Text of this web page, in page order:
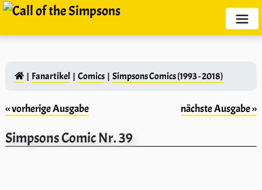
Fanartikel Comics Simpsons Comics (1993 - 2018)
‹‹ vorherige Ausgabe nächste Ausgabe ››
Simpsons Comic Nr. 39